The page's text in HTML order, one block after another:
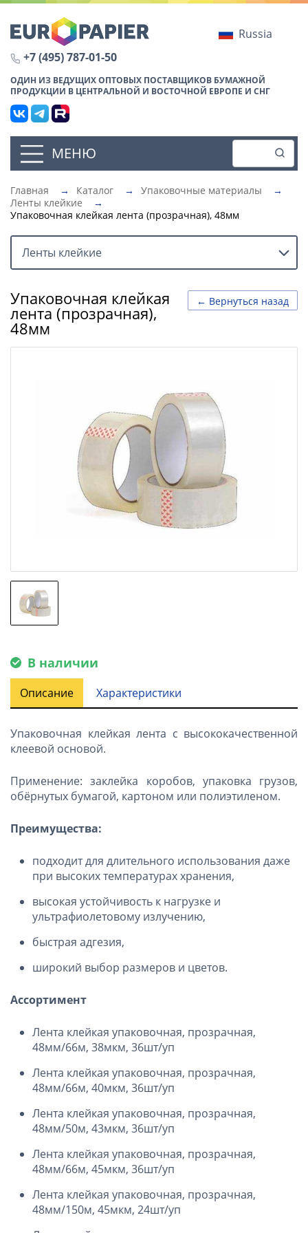
Russia
+7 (495) 787-01-50
ОДИН ИЗ ВЕДУЩИХ ОПТОВЫХ ПОСТАВЩИКОВ БУМАЖНОЙ
ПРОДУКЦИИ В ЦЕНТРАЛЬНОЙ И ВОСТОЧНОЙ ЕВРОПЕ И СНГ
МЕНЮ
Главная → Каталог → Упаковочные материалы
→
Ленты клейкие
→
Упаковочная клейкая лента (прозрачная), 48мм
Ленты клейкие
← Вернуться назад
Упаковочная клейкая
лента (прозрачная),
48мм
В наличии
Описание Характеристики
Упаковочная клейкая лента с высококачественной
клеевой основой.
Применение: заклейка коробов, упаковка грузов,
обёрнутых бумагой, картоном или полиэтиленом.
Преимущества:
подходит для длительного использования даже
при высоких температурах хранения,
высокая устойчивость к нагрузке и
ультрафиолетовому излучению,
быстрая адгезия,
широкий выбор размеров и цветов.
Ассортимент
Лента клейкая упаковочная, прозрачная,
48мм/66м, 38мкм, 36шт/уп
Лента клейкая упаковочная, прозрачная,
48мм/66м, 40мкм, 36шт/уп
Лента клейкая упаковочная, прозрачная,
48мм/50м, 43мкм, 36шт/уп
Лента клейкая упаковочная, прозрачная,
48мм/66м, 45мкм, 36шт/уп
Лента клейкая упаковочная, прозрачная,
48мм/150м, 45мкм, 24шт/уп